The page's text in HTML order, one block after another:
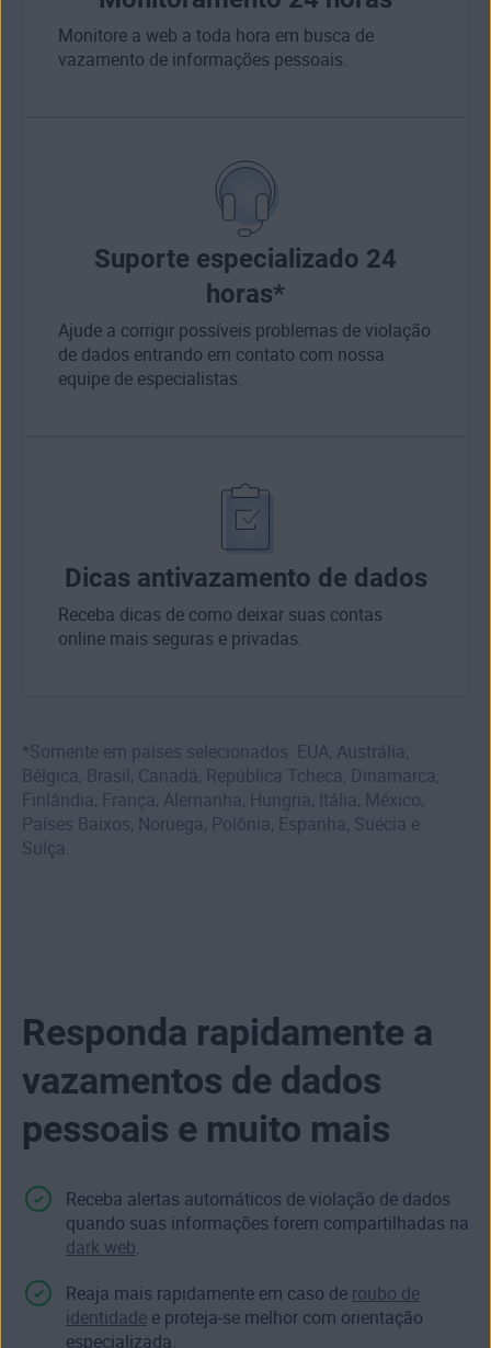
Monitore a web a toda hora em busca de
vazamento de informações pessoais.
Suporte especializado 24
horas*
Ajude a corrigir possíveis problemas de violação
de dados entrando em contato com nossa
equipe de especialistas.
Dicas antivazamento de dados
Receba dicas de como deixar suas contas
online mais seguras e privadas.
*Somente em países selecionados: EUA, Austrália,
Bélgica, Brasil, Canadá, República Tcheca, Dinamarca,
Finlândia, França, Alemanha, Hungria, Itália, México,
Países Baixos, Noruega, Polônia, Espanha, Suécia e
Suíça.
Responda rapidamente a
vazamentos de dados
pessoais e muito mais
Receba alertas automáticos de violação de dados
quando suas informações forem compartilhadas na
dark web
Reaja mais rapidamente em caso de roubo de
identidade e proteja-se melhor com orientação
especializada.